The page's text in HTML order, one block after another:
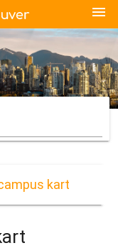
menu
kart